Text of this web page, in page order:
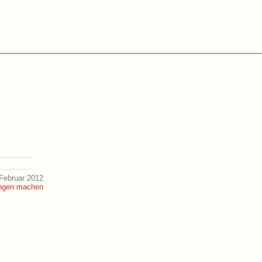
2012